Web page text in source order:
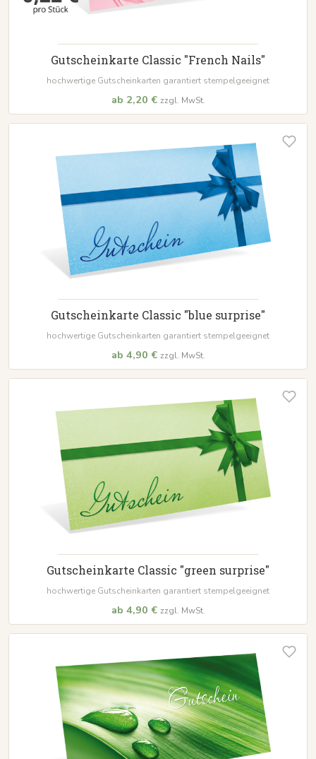
Gutscheinkarte Classic "French Nails"
hochwertige Gutscheinkarten garantiert stempelgeeignet
ab 2,20 € zzgl. MwSt.
Gutscheinkarte Classic "blue surprise"
hochwertige Gutscheinkarten garantiert stempelgeeignet
ab 4,90 € zzgl. MwSt.
Gutscheinkarte Classic "green surprise"
hochwertige Gutscheinkarten garantiert stempelgeeignet
ab 4,90 € zzgl. MwSt.